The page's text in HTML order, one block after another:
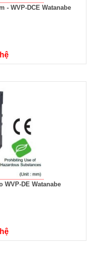
- WVP-DCE Watanabe
DE Watanabe